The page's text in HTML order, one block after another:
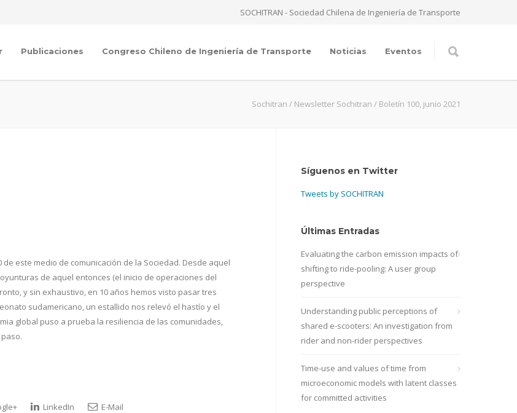
SOCHITRAN - Sociedad Chilena de Ingeniería de Transporte
Publicaciones Congreso Chileno de Ingeniería de Transporte Noticias Eventos
Sochitran / Newsletter Sochitran / Boletín 100, junio 2021
este medio de comunicación de la Sociedad. Desde aquel
de aquel entonces (el inicio de operaciones del
y sin exhaustivo, en 10 años hemos visto pasar tres
sudamericano, un estallido nos relevó el hastío y el
global puso a prueba la resiliencia de las comunidades,
LinkedIn E-Mail
Síguenos en Twitter
Tweets by SOCHITRAN
Últimas Entradas
Evaluating the carbon emission impacts of
shifting to ride-pooling: A user group
perspective
Understanding public perceptions of
shared e-scooters: An investigation from
rider and non-rider perspectives
Time-use and values of time from
microeconomic models with latent classes
for committed activities